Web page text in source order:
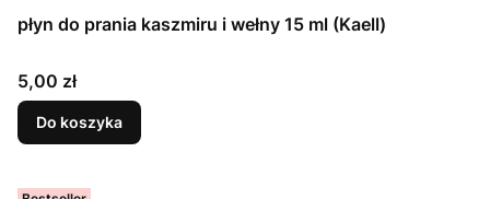
płyn do prania kaszmiru i wełny 15 ml (Kaell)
Cena
5,00 zł
Do koszyka